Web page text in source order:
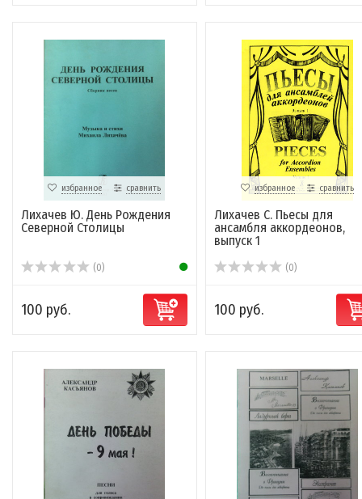
избранное сравнить
Лихачев Ю. День Рождения
Северной Столицы
(0)
100 руб.
избранное сравнить
Лихачев С. Пьесы для
ансамбля аккордеонов,
выпуск 1
(0)
100 руб.